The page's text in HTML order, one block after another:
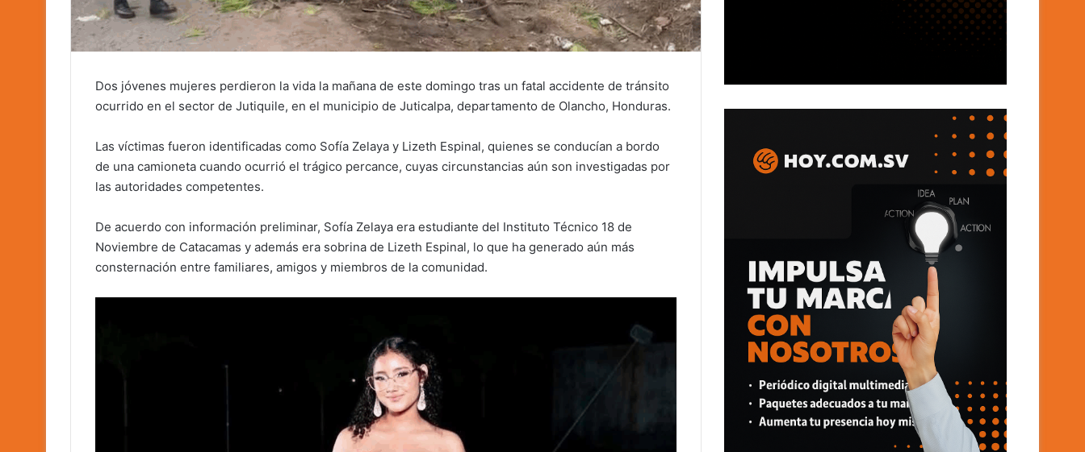
Dos jóvenes mujeres perdieron la vida la mañana de este domingo tras un fatal accidente de tránsito
ocurrido en el sector de Jutiquile, en el municipio de Juticalpa, departamento de Olancho, Honduras.
Las víctimas fueron identificadas como Sofía Zelaya y Lizeth Espinal, quienes se conducían a bordo
de una camioneta cuando ocurrió el trágico percance, cuyas circunstancias aún son investigadas por
las autoridades competentes.
De acuerdo con información preliminar, Sofía Zelaya era estudiante del Instituto Técnico 18 de
Noviembre de Catacamas y además era sobrina de Lizeth Espinal, lo que ha generado aún más
consternación entre familiares, amigos y miembros de la comunidad.